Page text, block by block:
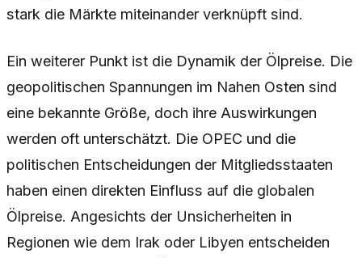
stark die Märkte miteinander verknüpft sind.
Ein weiterer Punkt ist die Dynamik der Ölpreise. Die
geopolitischen Spannungen im Nahen Osten sind
eine bekannte Größe, doch ihre Auswirkungen
werden oft unterschätzt. Die OPEC und die
politischen Entscheidungen der Mitgliedsstaaten
haben einen direkten Einfluss auf die globalen
Ölpreise. Angesichts der Unsicherheiten in
Regionen wie dem Irak oder Libyen entscheiden